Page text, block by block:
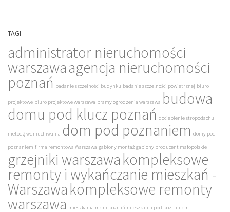
TAGI
administrator nieruchomości
warszawaagencja nieruchomości
poznań badanie szczelności budynku badanie szczelności powietrznej biuro
projektowe biuro projektowe warszawa bramy ogrodzenia warszawa budowa
domu pod klucz poznań docieplenie stropodachu
metodą wdmuchiwania dom pod poznaniem domy pod
poznaniem firma remontowa Warszawa gabiony montaż gabiony producent małopolskie
grzejniki warszawakompleksowe
remonty i wykańczanie mieszkań -
Warszawakompleksowe remonty
warszawa mieszkania mdm poznań mieszkania pod poznaniem